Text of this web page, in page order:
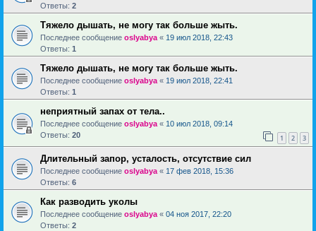
Ответы: 2
Тяжело дышать, не могу так больше жыть.
Последнее сообщение oslyabya « 19 июл 2018, 22:43
Ответы: 1
Тяжело дышать, не могу так больше жыть.
Последнее сообщение oslyabya « 19 июл 2018, 22:41
Ответы: 1
неприятный запах от тела..
Последнее сообщение oslyabya « 10 июл 2018, 09:14
Ответы: 20 1 2 3
Длительный запор, усталость, отсутствие сил
Последнее сообщение oslyabya « 17 фев 2018, 15:36
Ответы: 6
Как разводить уколы
Последнее сообщение oslyabya « 04 ноя 2017, 22:20
Ответы: 2